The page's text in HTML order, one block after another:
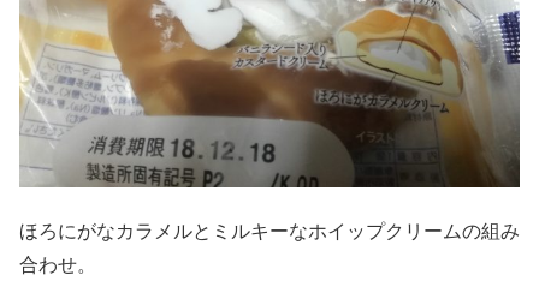
ほろにがなカラメルとミルキーなホイップクリームの組み
合わせ。